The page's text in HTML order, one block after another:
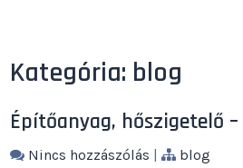
Kategória: blog
Építőanyag, hőszigetelő
Nincs hozzászólás | blog